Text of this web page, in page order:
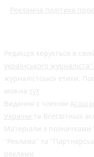
Рекламна політика
Редакція керується в
українського журналіста"
журналістської етики.
можна тут
Видання є членом
України та Всесвітньої
Матеріали з
"Реклама" та
реклами.